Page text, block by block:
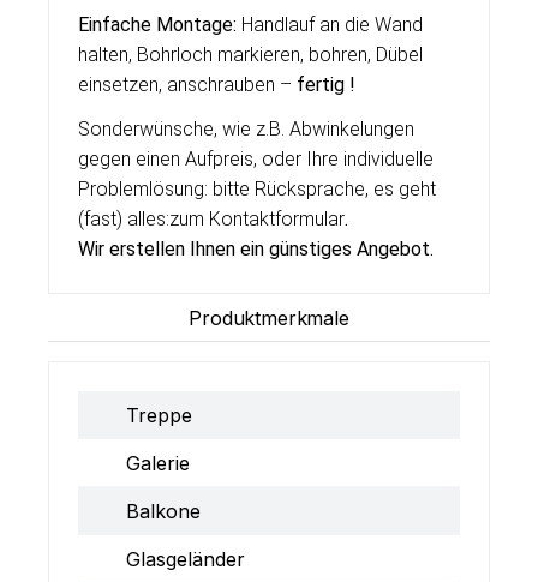
Einfache Montage: Handlauf an die Wand
halten, Bohrloch markieren, bohren, Dübel
einsetzen, anschrauben – fertig !
Sonderwünsche, wie z.B. Abwinkelungen
gegen einen Aufpreis, oder Ihre individuelle
Problemlösung: bitte Rücksprache, es geht
(fast) alles:zum Kontaktformular.
Wir erstellen Ihnen ein günstiges Angebot.
Produktmerkmale
Treppe
Galerie
Balkone
Glasgeländer